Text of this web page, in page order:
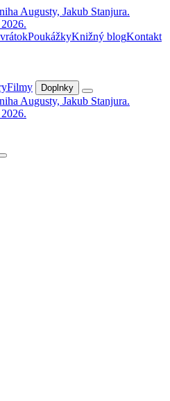
PoukážkyKnižný blogKontakt
Filmy Doplnky